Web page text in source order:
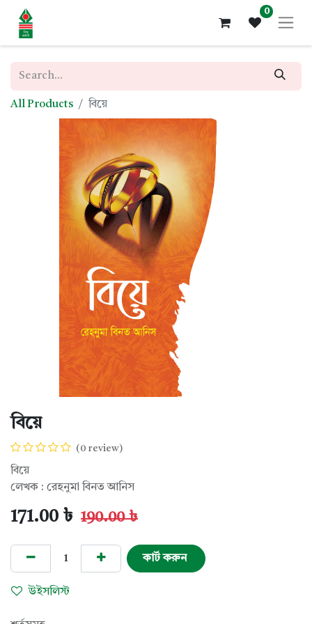
0
All Products বিয়ে
বিয়ে
(0 review)
বিয়ে
লেখক : রেহনুমা বিনত আনিস
171.00 ৳ 190.00৳
কার্ট করুন
উইসলিস্ট